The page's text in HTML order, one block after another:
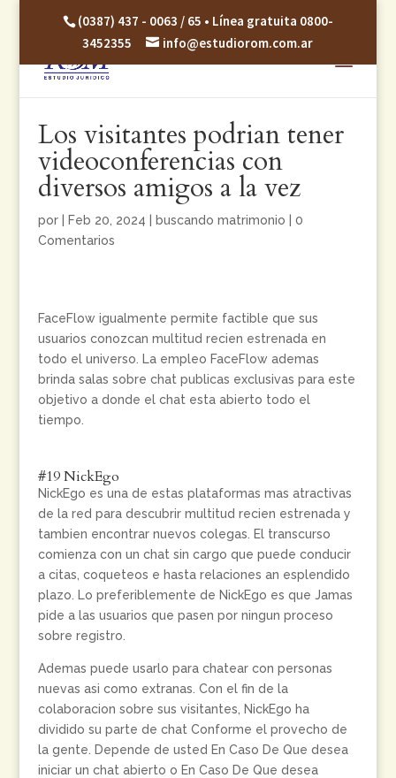
(0387) 437 - 0063 / 65 • Línea gratuita 0800-
3452355
info@estudiorom.com.ar
Los visitantes podri­an tener
videoconferencias con
diversos amigos a la vez
por Feb 20, 2024 buscando matrimonio
0
Comentarios
FaceFlow igualmente permite factible que sus
usuarios conozcan multitud recien estrenada en
todo el universo. La empleo FaceFlow ademas
brinda salas sobre chat publicas exclusivas para este
objetivo a donde el chat esta abierto todo el
tiempo.
#19 NickEgo
NickEgo es una de estas plataformas mas atractivas
de la red para descubrir multitud recien estrenada y
tambien encontrar nuevos colegas.
El transcurso
comienza con un chat sin cargo que puede conducir
a citas, coqueteos e hasta relaciones an esplendido
plazo. Lo preferiblemente de NickEgo es que Jamas
pide a las usuarios que pasen por ningun proceso
sobre registro.
Ademas puede usarlo para chatear con personas
nuevas asi­ como extranas. Con el fin de la
colaboracion sobre sus visitantes, NickEgo ha
dividido su parte de chat Conforme el provecho de
la gente. Depende de usted En Caso De Que desea
iniciar un chat abierto o En Caso De Que desea